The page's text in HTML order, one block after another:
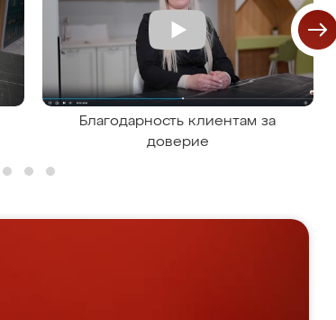
Благодарность клиентам за
доверие